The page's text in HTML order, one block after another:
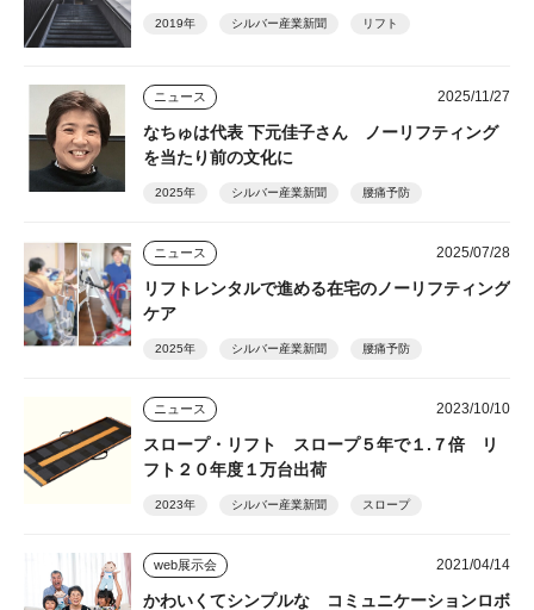
2019年 シルバー産業新聞 リフト
ニュース 2025/11/27
なちゅは代表 下元佳子さん ノーリフティング
を当たり前の文化に
2025年 シルバー産業新聞 腰痛予防
ニュース 2025/07/28
リフトレンタルで進める在宅のノーリフティング
ケア
2025年 シルバー産業新聞 腰痛予防
ニュース 2023/10/10
スロープ・リフト スロープ５年で１.７倍 リ
フト２０年度１万台出荷
2023年 シルバー産業新聞 スロープ
web展示会 2021/04/14
かわいくてシンプルな コミュニケーションロボ